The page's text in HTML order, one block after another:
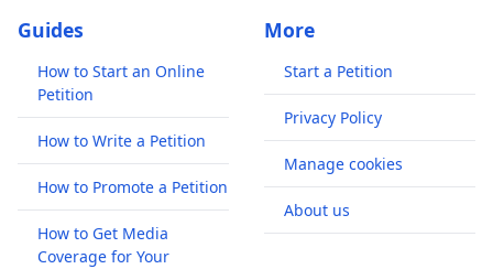
Guides
How to Start an Online
Petition
How to Write a Petition
How to Promote a Petition
How to Get Media
Coverage for Your
More
Start a Petition
Privacy Policy
Manage cookies
About us